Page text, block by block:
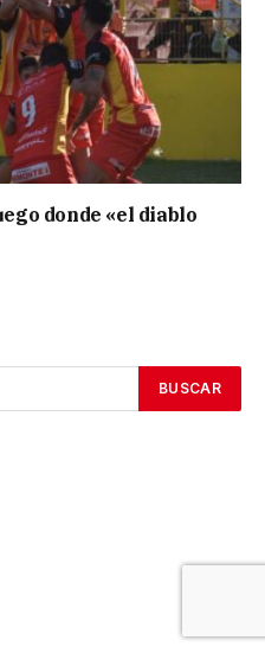
donde «el diablo